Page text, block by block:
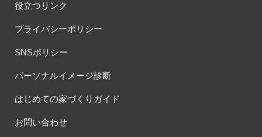
役立つリンク
プライバシーポリシー
SNSポリシー
パーソナルイメージ診断
はじめての家づくりガイド
お問い合わせ